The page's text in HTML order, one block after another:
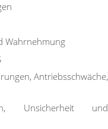
Wahrnehmung
Antriebsschwäche,
Unsicherheit und